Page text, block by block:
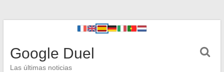
Google Duel
Las últimas noticias